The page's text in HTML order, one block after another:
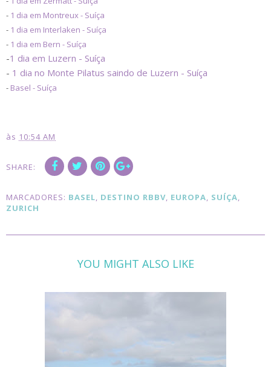
- 1 dia em Montreux - Suíça
- 1 dia em Interlaken - Suíça
- 1 dia em Bern - Suíça
-1 dia em Luzern - Suíça
- 1 dia no Monte Pilatus saindo de Luzern - Suíça
- Basel - Suíça
às 10:54 AM
SHARE:
MARCADORES: BASEL, DESTINO RBBV, EUROPA, SUÍÇA,
ZURICH
YOU MIGHT ALSO LIKE